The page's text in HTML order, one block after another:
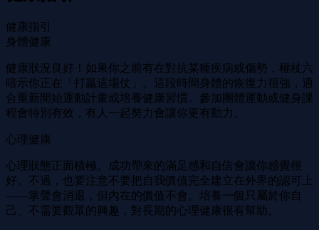
健康指引
身體健康
健康狀況良好！如果你之前有在對抗某種疾病或傷勢，權杖六
暗示你正在「打贏這場仗」。這段時間身體的恢復力很強，適
合重新開始運動計畫或培養健康習慣。參加團體運動或健身課
程會特別有效，有人一起努力會讓你更有動力。
心理健康
心理狀態正面積極。成功帶來的滿足感和自信會讓你感覺很
好。不過，也要注意不要把自我價值完全建立在外界的認可上
——掌聲會消退，但內在的價值不會。培養一個只屬於你自
己、不需要觀眾的興趣，對長期的心理健康很有幫助。